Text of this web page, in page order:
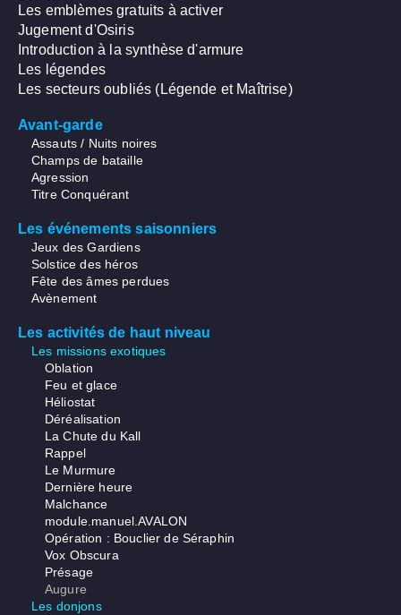
Les emblèmes gratuits à activer
Jugement d'Osiris
Introduction à la synthèse d'armure
Les légendes
Les secteurs oubliés (Légende et Maîtrise)
Avant-garde
Assauts / Nuits noires
Champs de bataille
Agression
Titre Conquérant
Les événements saisonniers
Jeux des Gardiens
Solstice des héros
Fête des âmes perdues
Avènement
Les activités de haut niveau
Les missions exotiques
Oblation
Feu et glace
Héliostat
Déréalisation
La Chute du Kall
Rappel
Le Murmure
Dernière heure
Malchance
module.manuel.AVALON
Opération : Bouclier de Séraphin
Vox Obscura
Présage
Augure
Les donjons